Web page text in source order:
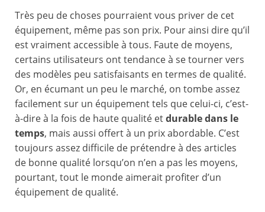
Très peu de choses pourraient vous priver de cet
équipement, même pas son prix. Pour ainsi dire qu’il
est vraiment accessible à tous. Faute de moyens,
certains utilisateurs ont tendance à se tourner vers
des modèles peu satisfaisants en termes de qualité.
Or, en écumant un peu le marché, on tombe assez
facilement sur un équipement tels que celui-ci, c’est-
à-dire à la fois de haute qualité etdurable dans le
temps, mais aussi offert à un prix abordable. C’est
toujours assez difficile de prétendre à des articles
de bonne qualité lorsqu’on n’en a pas les moyens,
pourtant, tout le monde aimerait profiter d’un
équipement de qualité.